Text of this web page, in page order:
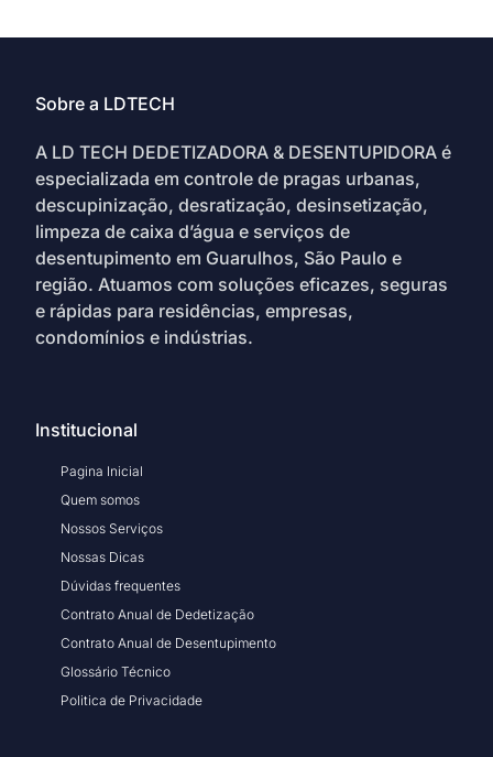
Sobre a LDTECH
A LD TECH DEDETIZADORA & DESENTUPIDORA é
especializada em controle de pragas urbanas,
descupinização, desratização, desinsetização,
limpeza de caixa d’água e serviços de
desentupimento em Guarulhos, São Paulo e
região. Atuamos com soluções eficazes, seguras
e rápidas para residências, empresas,
condomínios e indústrias.
Institucional
Pagina Inicial
Quem somos
Nossos Serviços
Nossas Dicas
Dúvidas frequentes
Contrato Anual de Dedetização
Contrato Anual de Desentupimento
Glossário Técnico
Politica de Privacidade